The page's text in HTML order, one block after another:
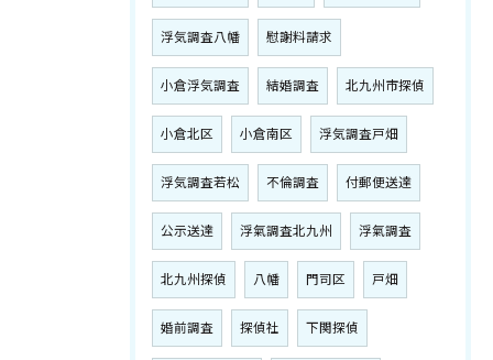
浮気調査八幡 慰謝料請求
小倉浮気調査 結婚調査 北九州市探偵
小倉北区 小倉南区 浮気調査戸畑
浮気調査若松 不倫調査 付郵便送達
公示送達 浮氣調査北九州 浮氣調査
北九州探偵 八幡 門司区 戸畑
婚前調査 探偵社 下関探偵